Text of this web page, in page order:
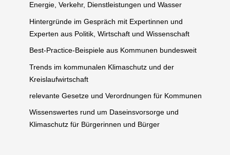
Energie, Verkehr, Dienstleistungen und Wasser
Hintergründe im Gespräch mit Expertinnen und
Experten aus Politik, Wirtschaft und Wissenschaft
Best-Practice-Beispiele aus Kommunen bundesweit
Trends im kommunalen Klimaschutz und der
Kreislaufwirtschaft
relevante Gesetze und Verordnungen für Kommunen
Wissenswertes rund um Daseinsvorsorge und
Klimaschutz für Bürgerinnen und Bürger